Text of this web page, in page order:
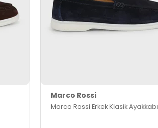
Marco Rossi
Marco Rossi Erkek Klasik Ayakkabı